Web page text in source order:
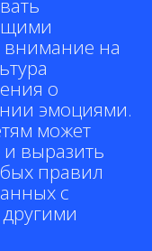
внимание на
о
эмоциями.
может
выразить
правил
с